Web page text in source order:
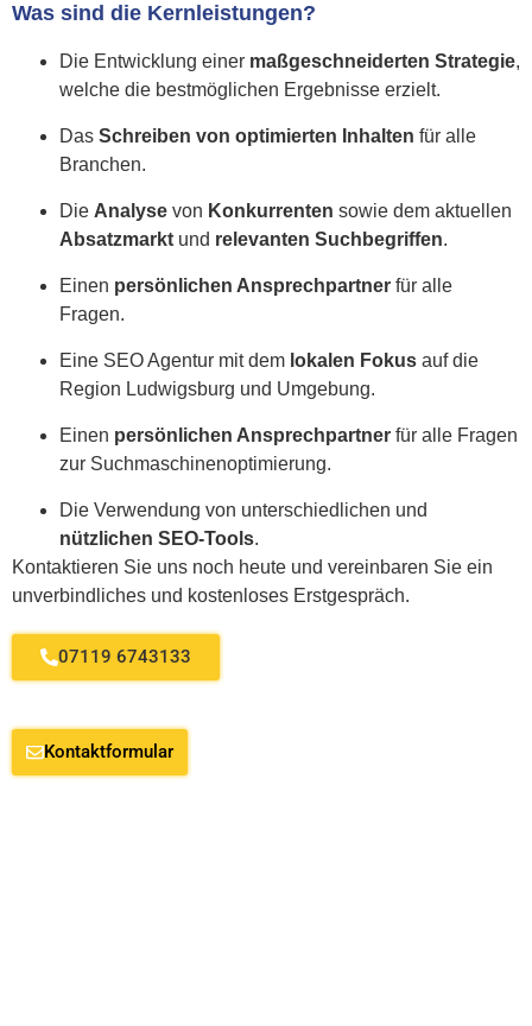
Was sind die Kernleistungen?
Die Entwicklung einer maßgeschneiderten Strategie,
welche die bestmöglichen Ergebnisse erzielt.
Das Schreiben von optimierten Inhalten für alle
Branchen.
Die Analyse von Konkurrenten sowie dem aktuellen
Absatzmarkt und relevanten Suchbegriffen.
Einen persönlichen Ansprechpartner für alle
Fragen.
Eine SEO Agentur mit dem lokalen Fokus auf die
Region Ludwigsburg und Umgebung.
Einen persönlichen Ansprechpartner für alle Fragen
zur Suchmaschinenoptimierung.
Die Verwendung von unterschiedlichen und
nützlichen SEO-Tools.
Kontaktieren Sie uns noch heute und vereinbaren Sie ein
unverbindliches und kostenloses Erstgespräch.
07119 6743133
Kontaktformular